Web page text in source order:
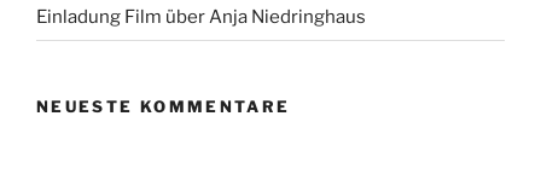
Einladung Film über Anja Niedringhaus
NEUESTE KOMMENTARE